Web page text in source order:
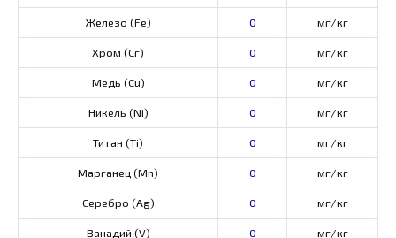
Железо (Fe) 0 мг/кг
Хром (Сг) 0 мг/кг
Медь (Cu) 0 мг/кг
Никель (Ni) 0 мг/кг
Титан (Ti) 0 мг/кг
Марганец (Mn) 0 мг/кг
Серебро (Ag) 0 мг/кг
Ванадий (V) 0 мг/кг